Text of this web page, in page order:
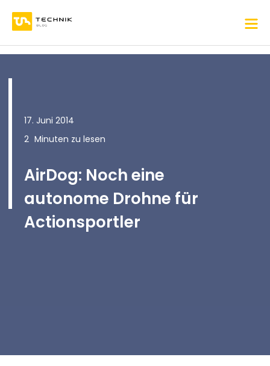
17. Juni 2014
2 Minuten zu lesen
AirDog: Noch eine
autonome Drohne für
Actionsportler